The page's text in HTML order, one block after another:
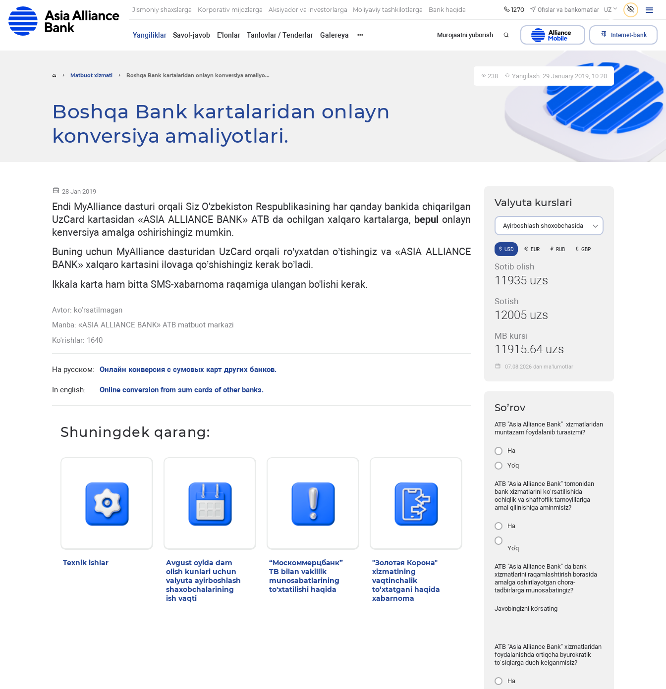
Jismoniy shaxslarga Korporativ mijozlarga Aksiyador va investorlarga Moliyaviy tashkilotlarga Bank haqida 1270 Ofislar va bankomatlar UZ
Yangiliklar Savol-javob E'lonlar Tanlovlar / Tenderlar Galereya ••• Murojaatni yuborish Internet-bank
Matbuot xizmati Boshqa Bank kartalaridan onlayn konversiya amaliyo... 238 Yangilash: 29 January 2019, 10:20
Boshqa Bank kartalaridan onlayn
konversiya amaliyotlari.
28 Jan 2019
Endi MyAlliance dasturi orqali Siz O'zbekiston Respublikasining har qanday bankida chiqarilgan
UzCard kartasidan «ASIA ALLIANCE BANK» ATB da ochilgan xalqaro kartalarga, bepul onlayn
kenversiya amalga oshirishingiz mumkin.
Buning uchun MyAlliance dasturidan UzCard orqali ro’yxatdan o’tishingiz va «ASIA ALLIANCE
BANK» xalqaro kartasini ilovaga qo’shishingiz kerak bo’ladi.
Ikkala karta ham bitta SMS-xabarnoma raqamiga ulangan bo'lishi kerak.
Avtor: ko'rsatilmagan
Manba: «ASIA ALLIANCE BANK» ATB matbuot markazi
Ko'rishlar: 1640
На русском: Онлайн конверсия с сумовых карт других банков.
In english: Online conversion from sum cards of other banks.
Shuningdek qarang:
Texnik ishlar
Avgust oyida dam
olish kunlari uchun
valyuta ayirboshlash
shaxobchalarining
ish vaqti
“Москоммерцбанк”
TB bilan vakillik
munosabatlarining
to'xtatilishi haqida
"Золотая Корона"
xizmatining
vaqtinchalik
to‘xtatgani haqida
xabarnoma
Valyuta kurslari
Ayirboshlash shoxobchasida
USD EUR RUB GBP
Sotib olish
11935 uzs
Sotish
12005 uzs
MB kursi
11915.64 uzs
07.08.2026 dan ma’lumotlar
So’rov
ATB "Asia Alliance Bank" xizmatlaridan
muntazam foydalanib turasizmi?
Ha
Yo'q
ATB "Asia Alliance Bank" tomonidan
bank xizmatlarini ko‘rsatilishida
ochiqlik va shaffoflik tamoyillariga
amal qilinishiga aminmisiz?
Ha
Yo'q
ATB "Asia Alliance Bank" da bank
xizmatlarini raqamlashtirish borasida
amalga oshirilayotgan chora-
tadbirlarga munosabatingiz?
Javobingizni ko'rsating
ATB "Asia Alliance Bank" xizmatlaridan
foydalanishda ortiqcha byurokratik
to‘siqlarga duch kelganmisiz?
Ha